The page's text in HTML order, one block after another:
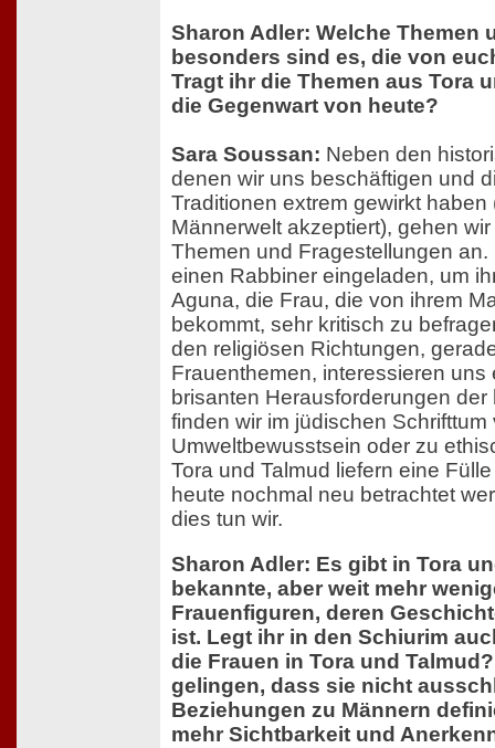
Sharon Adler: Welche Themen
besonders sind es, die von
Tragt ihr die Themen aus Tora
die Gegenwart von heute?
Sara Soussan: Neben den
denen wir uns beschäftigen und
Traditionen extrem gewirkt
Männerwelt akzeptiert), gehen
Themen und Fragestellungen
einen Rabbiner eingeladen, um
Aguna, die Frau, die von ihrem
bekommt, sehr kritisch zu
den religiösen Richtungen,
Frauenthemen, interessieren uns
brisanten Herausforderungen
finden wir im jüdischen Schrifttum
Umweltbewusstsein oder zu
Tora und Talmud liefern eine
heute nochmal neu betrachtet
dies tun wir.
Sharon Adler: Es gibt in Tora
bekannte, aber weit mehr
Frauenfiguren, deren
ist. Legt ihr in den Schiurim
die Frauen in Tora und
gelingen, dass sie nicht
Beziehungen zu Männern
mehr Sichtbarkeit und